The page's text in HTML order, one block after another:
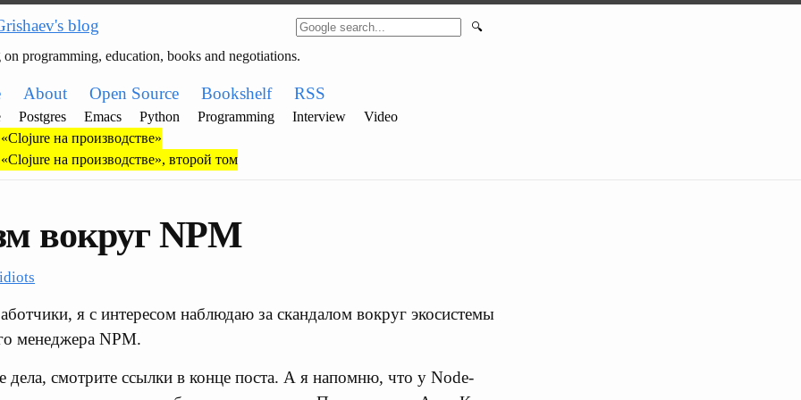
blog 🔍
programming, education, books and negotiations.
About Open Source Bookshelf RSS
Postgres Emacs Python Programming Interview
Video
на производстве»
на производстве», второй том
вокруг NPM
idiots
я с интересом наблюдаю за скандалом вокруг экосистемы
менеджера NPM.
дела, смотрите ссылки в конце поста. А я напомню, что у Node-